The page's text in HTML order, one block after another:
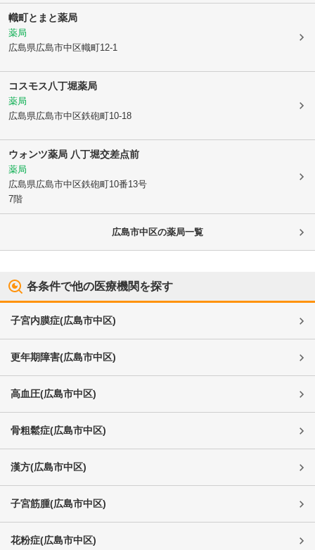
幟町とまと薬局
薬局
広島県広島市中区幟町12-1
コスモス八丁堀薬局
薬局
広島県広島市中区鉄砲町10-18
ウォンツ薬局 八丁堀交差点前
薬局
広島県広島市中区鉄砲町10番13号
7階
広島市中区の薬局一覧
各条件で他の医療機関を探す
子宮内膜症(広島市中区)
更年期障害(広島市中区)
高血圧(広島市中区)
骨粗鬆症(広島市中区)
漢方(広島市中区)
子宮筋腫(広島市中区)
花粉症(広島市中区)